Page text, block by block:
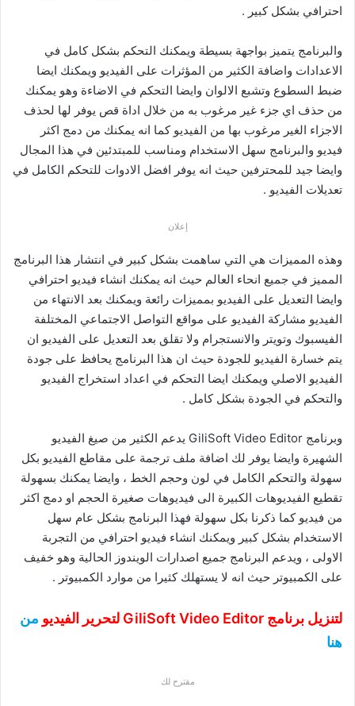
احترافي بشكل كبير .
والبرنامج يتميز بواجهة بسيطة ويمكنك التحكم بشكل كامل في
الاعدادات واضافة الكثير من المؤثرات على الفيديو ويمكنك ايضا
ضبط السطوع وتشبع الالوان وايضا التحكم في الاضاءة وهو يمكنك
من حذف اي جزء غير مرغوب به من خلال اداة قص يوفر لها لحذف
الاجزاء الغير مرغوب بها من الفيديو كما انه يمكنك من دمج اكثر
فيديو والبرنامج سهل الاستخدام ومناسب للمبتدئين في هذا المجال
وايضا جيد للمحترفين حيث انه يوفر افضل الادوات للتحكم الكامل في
تعديلات الفيديو .
إعلان
وهذه المميزات هي التي ساهمت بشكل كبير في انتشار هذا البرنامج
المميز في جميع انحاء العالم حيث انه يمكنك انشاء فيديو احترافي
وايضا التعديل على الفيديو بمميزات رائعة ويمكنك بعد الانتهاء من
الفيديو مشاركة الفيديو على مواقع التواصل الاجتماعي المختلفة
الفيسبوك وتويتر والانستجرام ولا تقلق بعد التعديل على الفيديو ان
يتم خسارة الفيديو للجودة حيث ان هذا البرنامج يحافظ على جودة
الفيديو الاصلي ويمكنك ايضا التحكم في اعداد استخراج الفيديو
والتحكم في الجودة بشكل كامل .
وبرنامج GiliSoft Video Editor يدعم الكثير من صيغ الفيديو
الشهيرة وايضا يوفر لك اضافة ملف ترجمة على مقاطع الفيديو بكل
سهولة والتحكم الكامل في لون وحجم الخط ، وايضا يمكنك بسهولة
تقطيع الفيديوهات الكبيرة الى فيديوهات صغيرة الحجم او دمج اكثر
من فيديو كما ذكرنا بكل سهولة فهذا البرنامج بشكل عام سهل
الاستخدام بشكل كبير ويمكنك انشاء فيديو احترافي من التجربة
الاولى ، ويدعم البرنامج جميع اصدارات الويندوز الحالية وهو خفيف
على الكمبيوتر حيث انه لا يستهلك كثيرا من موارد الكمبيوتر .
لتنزيل برنامج GiliSoft Video Editor لتحرير الفيديو
من
هنا
مقترح لك